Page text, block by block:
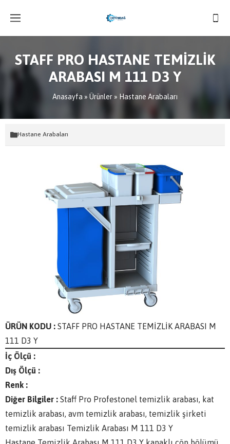
STAFF PRO HASTANE TEMİZLİK
ARABASI M 111 D3 Y
Anasayfa » Ürünler » Hastane Arabaları
Hastane Arabaları
ÜRÜN KODU : STAFF PRO HASTANE TEMİZLİK ARABASI M
111 D3 Y
İç Ölçü :
Dış Ölçü :
Renk :
Diğer Bilgiler : Staff Pro Profestonel temizlik arabası, kat
temizlik arabası, avm temizlik arabası, temizlik şirketi
temizlik arabası Temizlik Arabası M 111 D3 Y